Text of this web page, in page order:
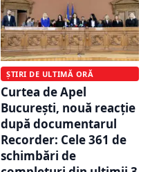
ȘTIRI DE ULTIMĂ ORĂ
Curtea de Apel
București, nouă reacție
după documentarul
Recorder: Cele 361 de
schimbări de